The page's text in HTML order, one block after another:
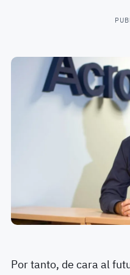
Por tanto, de cara al